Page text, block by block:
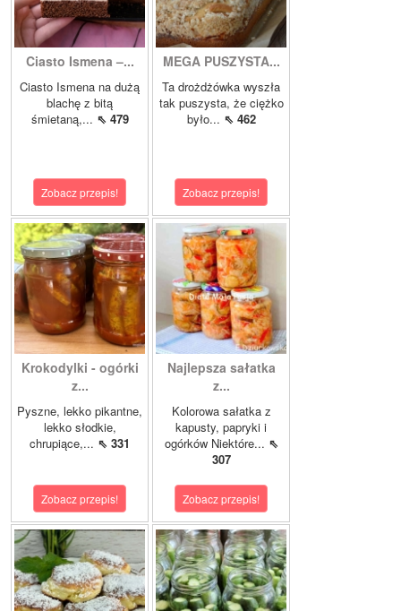
Ciasto Ismena –...
Ciasto Ismena na dużą
blachę z bitą
śmietaną,... ⇖ 479
Zobacz przepis!
MEGA PUSZYSTA...
Ta drożdżówka wyszła
tak puszysta, że ciężko
było... ⇖ 462
Zobacz przepis!
Krokodylki - ogórki
z...
Pyszne, lekko pikantne,
lekko słodkie,
chrupiące,... ⇖ 331
Zobacz przepis!
Najlepsza sałatka
z...
Kolorowa sałatka z
kapusty, papryki i
ogórków Niektóre... ⇖
307
Zobacz przepis!